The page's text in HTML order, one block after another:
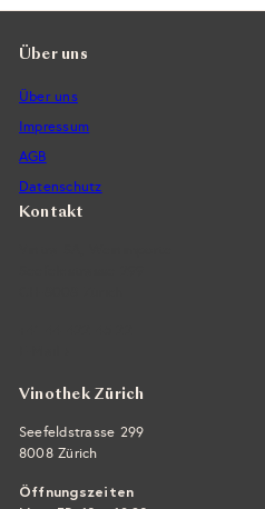
Über uns
Über uns
Impressum
AGB
Datenschutz
Kontakt
Vinothek Zürich
Seefeldstrasse 299
8008 Zürich
Öffnungszeiten